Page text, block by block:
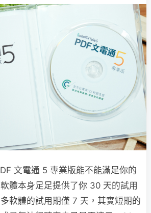
文電通 5 專業版能不能滿足你的
體本身足足提供了你 30 天的試用
軟體的試用期僅 7 天，其實短期的